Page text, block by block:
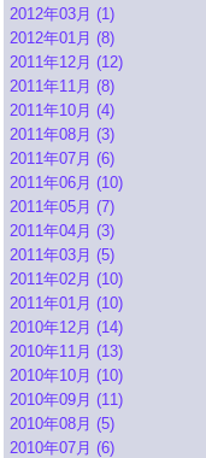
2012年03月 (1)
2012年01月 (8)
2011年12月 (12)
2011年11月 (8)
2011年10月 (4)
2011年08月 (3)
2011年07月 (6)
2011年06月 (10)
2011年05月 (7)
2011年04月 (3)
2011年03月 (5)
2011年02月 (10)
2011年01月 (10)
2010年12月 (14)
2010年11月 (13)
2010年10月 (10)
2010年09月 (11)
2010年08月 (5)
2010年07月 (6)